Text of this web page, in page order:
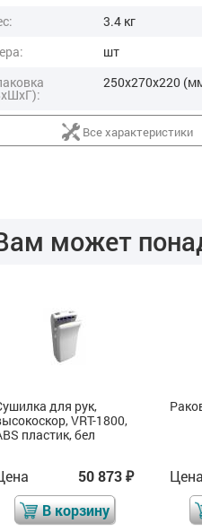
3.4 кг
шт
250x270x220
Все характеристики
может
для рук,
VRT-1800,
пластик, бел
50 873₽
В корзину
Цена